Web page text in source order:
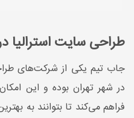
طراحی سایت استرالیا
جاب تیم یکی از شرکت‌های
در شهر تهران بوده و این
فراهم می‌کند تا بتوانند به